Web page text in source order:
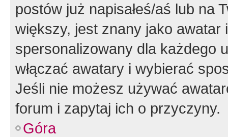
postów już napisałeś/aś lub na
większy, jest znany jako
spersonalizowany dla każdego
włączać awatary i wybierać
Jeśli nie możesz używać
forum i zapytaj ich o przyczyny.
Góra